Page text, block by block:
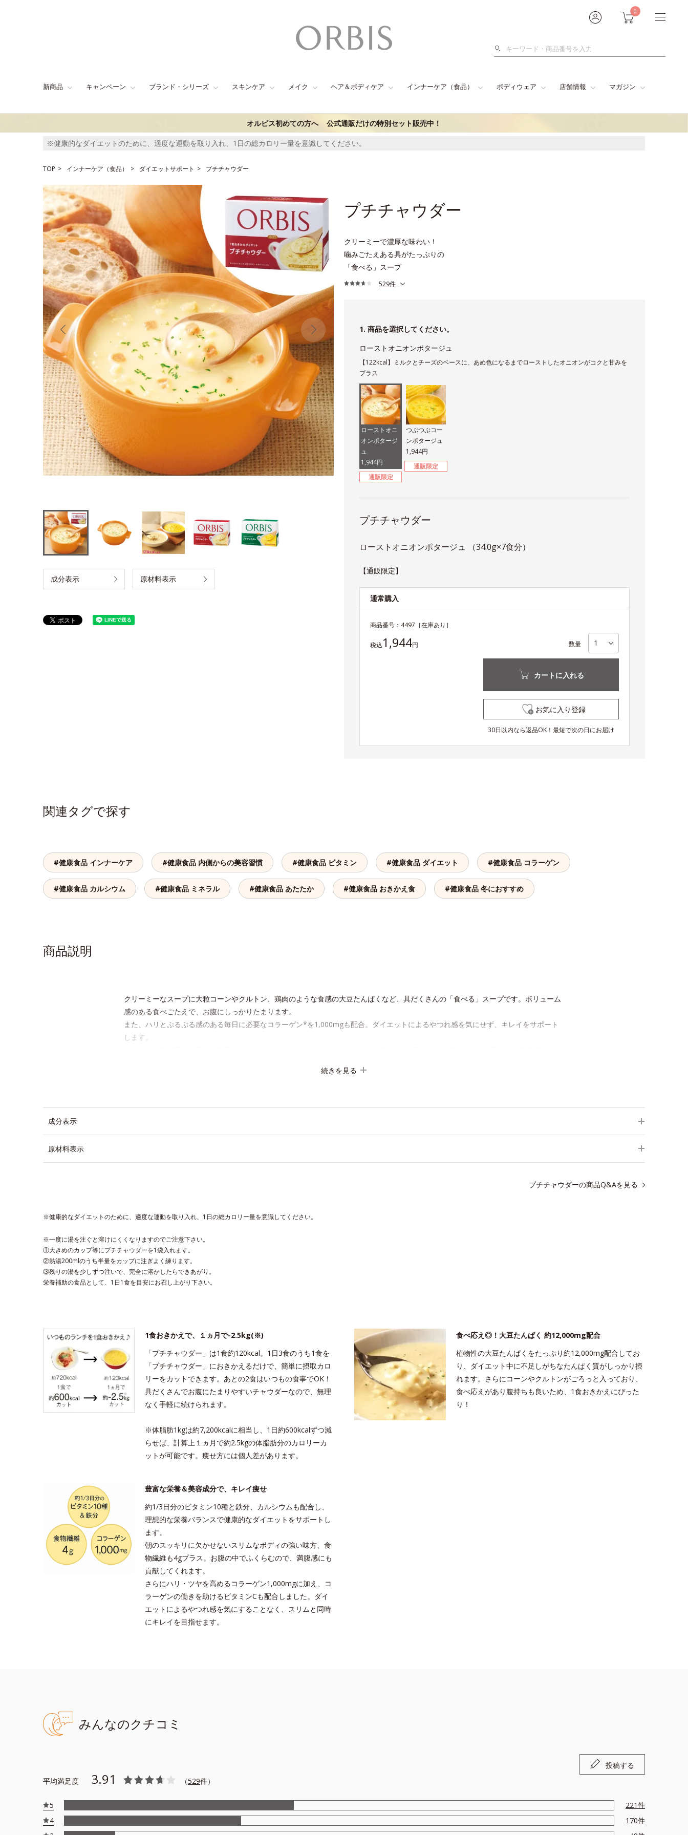
0
検
新商品 キャンペーン ブランド・シリーズ スキンケア メイク ヘア＆ボディケア インナーケア（食品） ボディウェア 店舗情報 マガジン
オルビス初めての方へ 公式通販だけの特別セット販売中！
※健康的なダイエットのために、適度な運動を取り入れ、1日の総カロリー量を意識してください。
TOP インナーケア（食品） ダイエットサポート プチチャウダー
プチチャウダー
クリーミーで濃厚な味わい！
噛みごたえある具がたっぷりの
「食べる」スープ
529件
成分表示 原材料表示
1. 商品を選択してください。
ローストオニオンポタージュ
【122kcal】ミルクとチーズのベースに、あめ色になるまでローストしたオニオンがコクと甘みを
プラス
ローストオニ
オンポタージ
ュ
1,944円
通販限定
つぶつぶコー
ンポタージュ
1,944円
通販限定
プチチャウダー
ローストオニオンポタージュ （34.0g×7食分）
【通販限定】
通常購入
商品番号： 4497 ［在庫あり］
税込1,944円 数量
カートに入れる
お気に入り登録
30日以内なら返品OK！最短で次の日にお届け
関連タグで探す
#健康食品 インナーケア #健康食品 内側からの美容習慣 #健康食品 ビタミン #健康食品 ダイエット #健康食品 コラーゲン
#健康食品 カルシウム #健康食品 ミネラル #健康食品 あたたか #健康食品 おきかえ食 #健康食品 冬におすすめ
商品説明
クリーミーなスープに大粒コーンやクルトン、鶏肉のような食感の大豆たんぱくなど、具だくさんの「食べる」スープです。ボリューム
感のある食べごたえで、お腹にしっかりたまります。
また、ハリとぷるぷる感のある毎日に必要なコラーゲン*を1,000mgも配合。ダイエットによるやつれ感を気にせず、キレイをサポート
します。
続きを見る
成分表示
原材料表示
プチチャウダーの商品Q&Aを見る
※健康的なダイエットのために、適度な運動を取り入れ、1日の総カロリー量を意識してください。
※一度に湯を注ぐと溶けにくくなりますのでご注意下さい。
①大きめのカップ等にプチチャウダーを1袋入れます。
②熱湯200mlのうち半量をカップに注ぎよく練ります。
③残りの湯を少しずつ注いで、完全に溶かしたらできあがり。
栄養補助の食品として、1日1食を目安にお召し上がり下さい。
1食おきかえで、１ヵ月で-2.5kg(※)
「プチチャウダー」は1食約120kcal。1日3食のうち1食を
「プチチャウダー」におきかえるだけで、簡単に摂取カロ
リーをカットできます。あとの2食はいつもの食事でOK！
具だくさんでお腹にたまりやすいチャウダーなので、無理
なく手軽に続けられます。
※体脂肪1kgは約7,200kcalに相当し、1日約600kcalずつ減
らせば、計算上１ヵ月で約2.5kgの体脂肪分のカロリーカ
ットが可能です。痩せ方には個人差があります。
食べ応え◎！大豆たんぱく 約12,000mg配合
植物性の大豆たんぱくをたっぷり約12,000mg配合してお
り、ダイエット中に不足しがちなたんぱく質がしっかり摂
れます。さらにコーンやクルトンがごろっと入っており、
食べ応えがあり腹持ちも良いため、1食おきかえにぴった
り！
豊富な栄養＆美容成分で、キレイ痩せ
約1/3日分のビタミン10種と鉄分、カルシウムも配合し、
理想的な栄養バランスで健康的なダイエットをサポートし
ます。
朝のスッキリに欠かせないスリムなボディの強い味方、食
物繊維も4gプラス。お腹の中でふくらむので、満腹感にも
貢献してくれます。
さらにハリ・ツヤを高めるコラーゲン1,000mgに加え、コ
ラーゲンの働きを助けるビタミンCも配合しました。ダイ
エットによるやつれ感を気にすることなく、スリムと同時
にキレイを目指せます。
みんなのクチコミ
平均満足度 3.91 （529件）
5 221件
4
170件
投稿する